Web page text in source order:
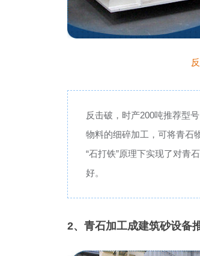
反击破，时产200吨推荐型
物料的细碎加工，可将青石
“石打铁”原理下实现了对青
好。
2、青石加工成建筑砂设备